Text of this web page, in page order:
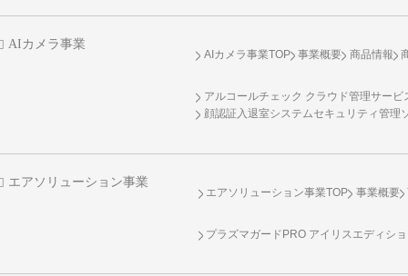
AIカメラ事業
AIカメラ事業TOP 事業概要 商品情報
アルコールチェック クラウド管理サービ
顔認証入退室システムセキュリティ管理
エアソリューション事業
エアソリューション事業TOP 事業概要
プラズマガードPRO アイリスエディシ